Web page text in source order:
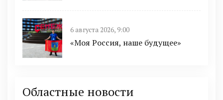
6 августа 2026, 9:00
«Моя Россия, наше будущее»
Областные новости